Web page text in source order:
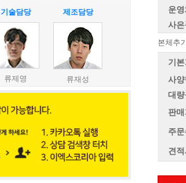
기술담당
류제영
제조담당
류재성
운영
사
본체추
기본
사양
대량
판매
주
견